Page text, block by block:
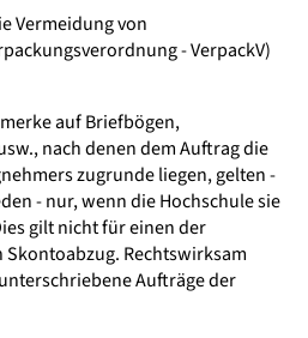
Vermeidung von
- VerpackV)
auf Briefbögen,
nach denen dem Auftrag die
zugrunde liegen, gelten -
- nur, wenn die Hochschule sie
gilt nicht für einen der
Rechtswirksam
Aufträge der